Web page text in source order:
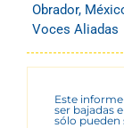
Obrador,
Voces Aliadas
Este
ser bajadas
sólo pueden